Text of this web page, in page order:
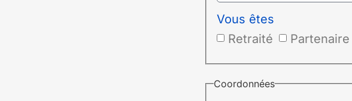
Vous êtes
Retraité
Partenaire
Coordonnées